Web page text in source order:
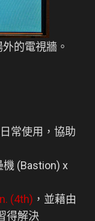
的電視牆。
常使用，協助
機 (Bastion) x
(4th) ，並藉由
得解決